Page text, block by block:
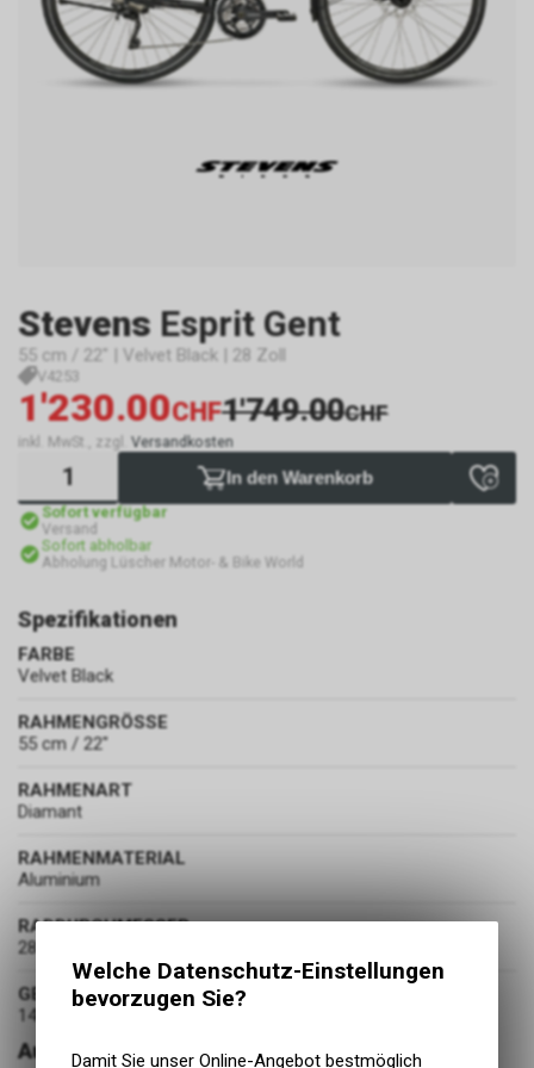
Stevens Esprit Gent
55 cm / 22" | Velvet Black | 28 Zoll
V4253
1'230.00CHF1'749.00CHF
inkl. MwSt., zzgl. Versandkosten
In den Warenkorb
Sofort verfügbar
Versand
Sofort abholbar
Abholung Lüscher Motor- & Bike World
Spezifikationen
FARBE
Velvet Black
RAHMENGRÖSSE
55 cm / 22"
RAHMENART
Diamant
RAHMENMATERIAL
Aluminium
RADDURCHMESSER
28 Zoll
GEWICHT
14.6 kg
Ausstattung
Welche Datenschutz-Einstellungen
bevorzugen Sie?
Damit Sie unser Online-Angebot bestmöglich